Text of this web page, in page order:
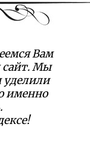
Вам
сайт. Мы
именно